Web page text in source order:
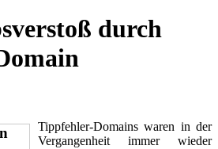
durch
Tippfehler-Domains waren in der
Vergangenheit immer wieder